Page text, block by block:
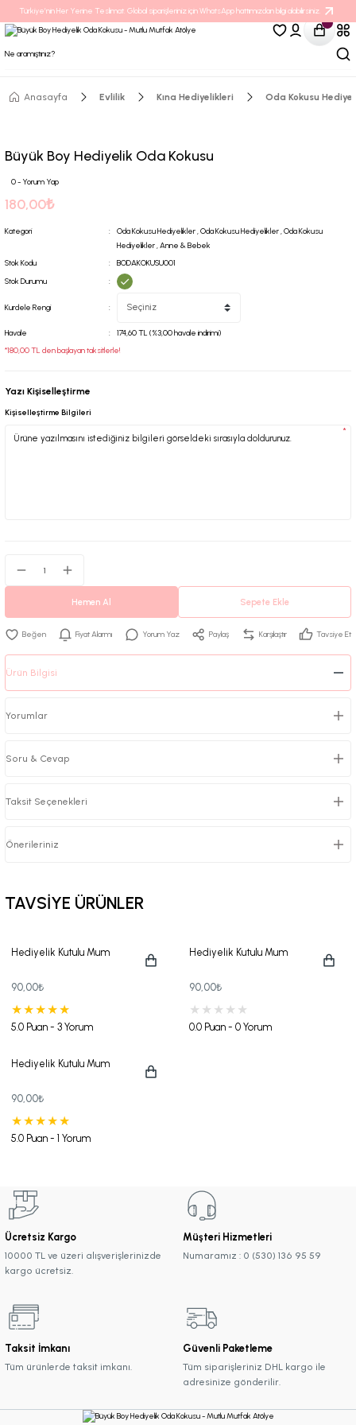
Türkiye’nin Her Yerine Teslimat. Global siparişleriniz için WhatsApp hattımızdan bilgi alabilirsiniz.
Anasayfa Evlilik Kına Hediyelikleri Oda Kokusu
Büyük Boy Hediyelik Oda Kokusu
0 - Yorum Yap
180,00₺
Kategori Oda Kokusu Hediyelikler,Oda Kokusu Hediyelikler,Oda Kokusu
Hediyelikler,Anne & Bebek
Stok Kodu
BODAKOKUSU001
Stok Durumu
Kurdele Rengi
Havale
174,60 TL (%3,00 havale indirimi)
*180,00 TL den başlayan taksitlerle!
Yazı Kişiselleştirme
Kişiselleştirme Bilgileri
*
Hemen Al Sepete Ekle
Fiyat Alarmı Yorum Yaz Paylaş Karşılaştır Tavsiye Et
Ürün Bilgisi
Yorumlar
Soru & Cevap
Taksit Seçenekleri
Önerileriniz
TAVSİYE ÜRÜNLER
Hediyelik Kutulu Mum
90,00₺
5.0 Puan - 3 Yorum
Hediyelik Kutulu Mum
90,00₺
0.0 Puan - 0 Yorum
Hediyelik Kutulu Mum
90,00₺
5.0 Puan - 1 Yorum
Ücretsiz Kargo
10000 TL ve üzeri alışverişlerinizde
kargo ücretsiz.
Müşteri Hizmetleri
Numaramız : 0 (530) 136 95 59
Taksit İmkanı
Tüm ürünlerde taksit imkanı.
Güvenli Paketleme
Tüm siparişleriniz DHL kargo ile
adresinize gönderilir.